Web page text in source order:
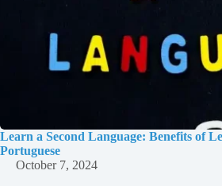
Learn a Second Language: Benefits of
Portuguese
October 7, 2024